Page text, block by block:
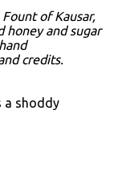
of Kausar,
honey and sugar
credits.
a shoddy